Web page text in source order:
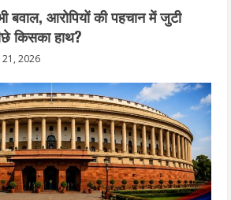
आरोपियों की पहचान में जुटी
किसका हाथ?
21, 2026